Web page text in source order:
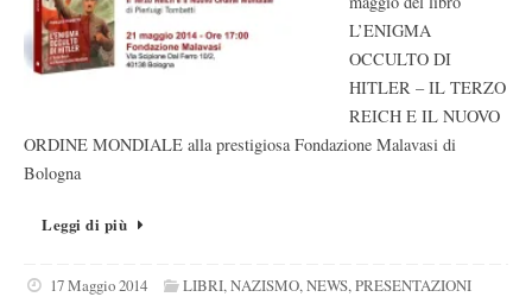
L’ENIGMA
OCCULTO DI
HITLER – IL TERZO
REICH E IL NUOVO
ORDINE MONDIALE alla prestigiosa Fondazione Malavasi di
Bologna
Leggi di più
17 Maggio 2014 LIBRI,NAZISMO,NEWS,PRESENTAZIONI